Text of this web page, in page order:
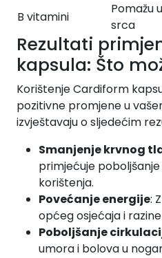
B vitamini
Pomažu
srca
Rezultati
kapsula: Što
Korištenje Cardiform
pozitivne promjene u
izvještavaju o sljedećim
Smanjenje krvnog
primjećuje
korištenja.
Povećanje energije:
općeg osjećaja i
Poboljšanje
umora i bolova u